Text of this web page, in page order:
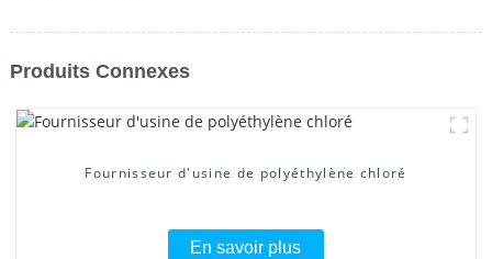
Produits Connexes
Fournisseur d'usine de polyéthylène chloré
En savoir plus